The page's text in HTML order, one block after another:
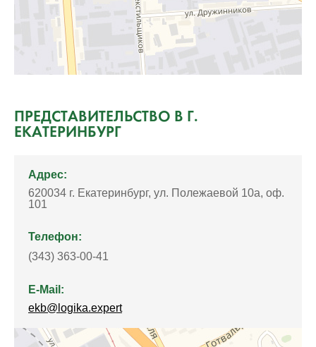
ПРЕДСТАВИТЕЛЬСТВО В Г.
ЕКАТЕРИНБУРГ
Адрес:
620034 г. Екатеринбург, ул. Полежаевой 10а, оф.
101
Телефон:
(343) 363-00-41
E-Mail:
ekb@logika.expert